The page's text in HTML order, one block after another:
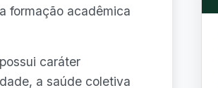
formação acadêmica
caráter
a saúde coletiva